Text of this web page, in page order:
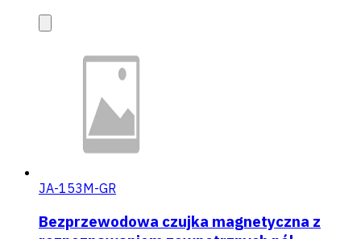
JA-153M-GR
Bezprzewodowa czujka magnetyczna z